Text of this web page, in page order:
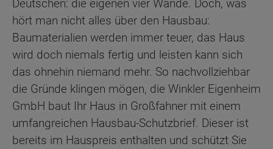
Deutschen: die eigenen vier Wände. Doch, was
hört man nicht alles über den Hausbau:
Baumaterialien werden immer teuer, das Haus
wird doch niemals fertig und leisten kann sich
das ohnehin niemand mehr. So nachvollziehbar
die Gründe klingen mögen, die Winkler Eigenheim
GmbH baut Ihr Haus in Großfahner mit einem
umfangreichen Hausbau-Schutzbrief. Dieser ist
bereits im Hauspreis enthalten und schützt Sie